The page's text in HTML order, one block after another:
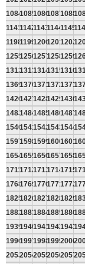
10841085108610871088
11411142114311441145
11981199120012011202
12551256125712581259
13121313131413151316
13691370137113721373
14261427142814291430
14831484148514861487
15401541154215431544
15971598159916001601
16541655165616571658
17111712171317141715
17681769177017711772
18251826182718281829
18821883188418851886
19391940194119421943
19961997199819992000
20532054205520562057